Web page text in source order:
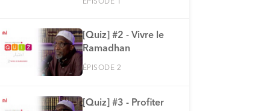
ÉPISODE 1
[Quiz] #2 - Vivre le
Ramadhan
ÉPISODE 2
[Quiz] #3 - Profiter